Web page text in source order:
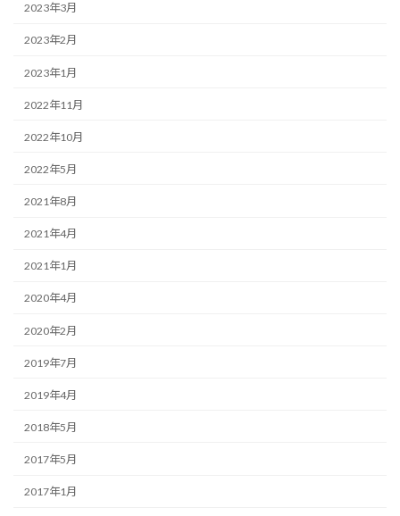
2023年3月
2023年2月
2023年1月
2022年11月
2022年10月
2022年5月
2021年8月
2021年4月
2021年1月
2020年4月
2020年2月
2019年7月
2019年4月
2018年5月
2017年5月
2017年1月